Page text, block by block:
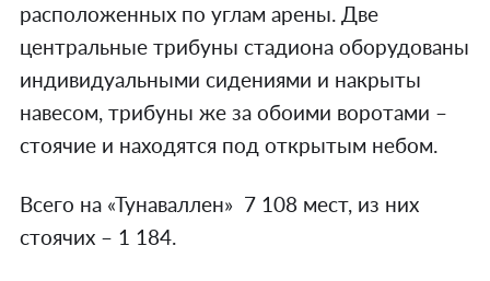
расположенных по углам арены. Две
центральные трибуны стадиона оборудованы
индивидуальными сидениями и накрыты
навесом, трибуны же за обоими воротами –
стоячие и находятся под открытым небом.
Всего на «Тунаваллен» 7 108 мест, из них
стоячих – 1 184.